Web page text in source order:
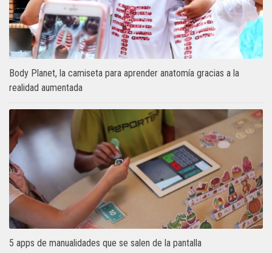
Body Planet, la camiseta para aprender anatomía gracias a la
realidad aumentada
5 apps de manualidades que se salen de la pantalla